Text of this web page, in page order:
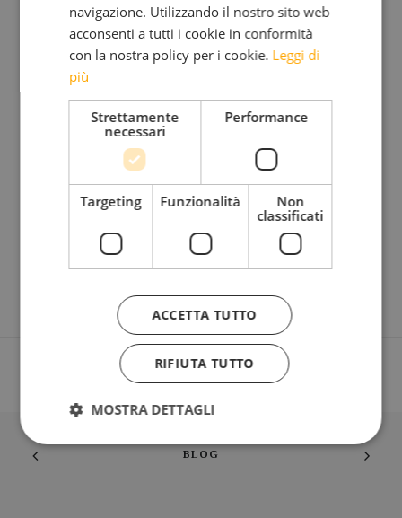
La trasformazione di un’azienda,Michil Costa
Hotel La Perla
Per ulteriori informazioni scarica il depliant
TMA_Milano_depliant
La partecipazione è aperta a tutti:
economiaumanista.eventbrite.it
BLOG
navigazione. Utilizzando il nostro sito web
acconsenti a tutti i cookie in conformità
con la nostra policy per i cookie. Leggi di
più
Strettamente
necessari
Performance
Targeting Funzionalità
Non
classificati
ACCETTA TUTTO
RIFIUTA TUTTO
MOSTRA DETTAGLI